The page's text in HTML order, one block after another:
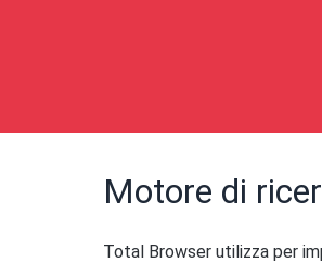
Motore di
Total Browser utilizza per